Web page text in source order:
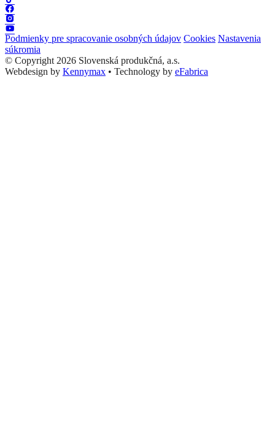
Podmienky pre spracovanie osobných údajov Cookies Nastavenia
súkromia
© Copyright 2026 Slovenská produkčná, a.s.
Webdesign by Kennymax • Technology by eFabrica